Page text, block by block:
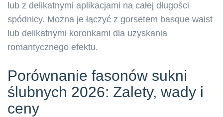
lub z delikatnymi aplikacjami na całej długości
spódnicy. Można je łączyć z gorsetem basque waist
lub delikatnymi koronkami dla uzyskania
romantycznego efektu.
Porównanie fasonów sukni
ślubnych 2026: Zalety, wady i
ceny